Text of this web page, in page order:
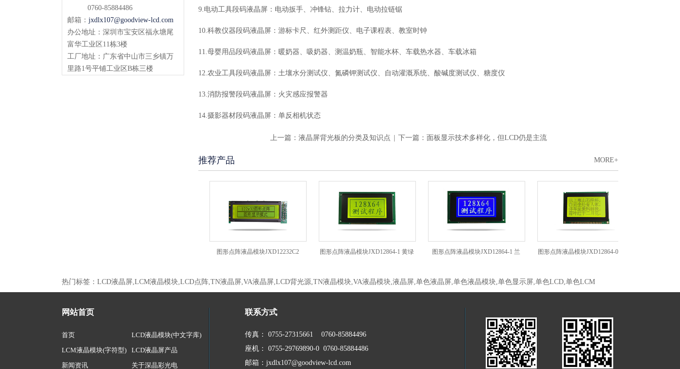
0760-85884486
邮箱： jxdlx107@goodview-lcd.com
办公地址：深圳市宝安区福永塘尾
富华工业区11栋3楼
工厂地址：广东省中山市三乡镇万
里路1号平铺工业区B栋三楼
9.电动工具段码液晶屏：电动扳手、冲锋钻、拉力计、电动拉链锯
10.科教仪器段码液晶屏：游标卡尺、红外测距仪、电子课程表、教室时钟
11.母婴用品段码液晶屏：暖奶器、吸奶器、测温奶瓶、智能水杯、车载热水器、车载冰箱
12.农业工具段码液晶屏：土壤水分测试仪、氮磷钾测试仪、自动灌溉系统、酸碱度测试仪、糖度仪
13.消防报警段码液晶屏：火灾感应报警器
14.摄影器材段码液晶屏：单反相机状态
上一篇： 液晶屏背光板的分类及知识点 下一篇： 面板显示技术多样化，但LCD仍是主流
MORE+
推荐产品
图形点阵液晶模块JXD12232C2 图形点阵液晶模块JXD12864-1 黄绿 图形点阵液晶模块JXD12864-1 兰 图形点阵液晶模块JXD12864-06C 黄
热门标签：LCD液晶屏,LCM液晶模块,LCD点阵,TN液晶屏,VA液晶屏,LCD背光源,TN液晶模块,VA液晶模块,液晶屏,单色液晶屏,单色液晶模块,单色显示屏,单色LCD,单色LCM
网站首页
首页
LCD液晶模块(中文字库)
LCM液晶模块(字符型)
LCD液晶屏产品
新闻资讯
关于深晶彩光电
联系方式
传真： 0755-27315661 0760-85884496
座机： 0755-29769890-0 0760-85884486
邮箱： jxdlx107@goodview-lcd.com